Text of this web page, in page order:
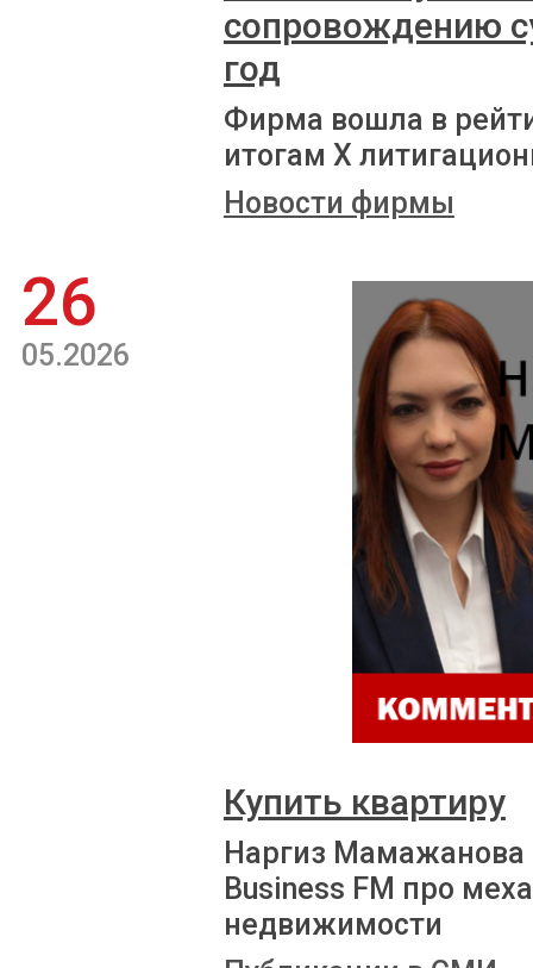
сопровождению
год
Фирма вошла в
итогам X
Новости фирмы
26
05.2026
Купить квартиру
Наргиз Мамажанова
Business FM про
недвижимости